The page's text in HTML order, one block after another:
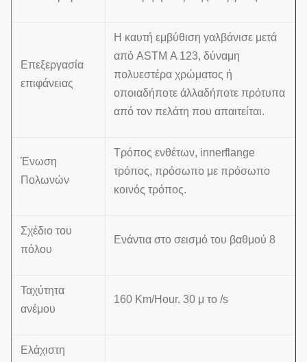
Επεξεργασία
επιφάνειας
Η καυτή εμβύθιση γαλβάνισε μετά
από ASTM Α 123, δύναμη
πολυεστέρα χρώματος ή
οποιαδήποτε άλλαδήποτε πρότυπα
από τον πελάτη που απαιτείται.
Ένωση
Πολωνών
Τρόπος ενθέτων, innerflange
τρόπος, πρόσωπο με πρόσωπο
κοινός τρόπος.
Σχέδιο του
πόλου
Ενάντια στο σεισμό του βαθμού 8
Ταχύτητα
ανέμου
160 Km/Hour. 30 μ το /s
Ελάχιστη